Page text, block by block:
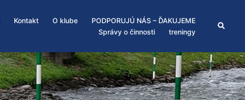
Kontakt O klube
PODPORUJÚ NÁS – ĎAKUJEME
Správy o činnosti
treningy
Search